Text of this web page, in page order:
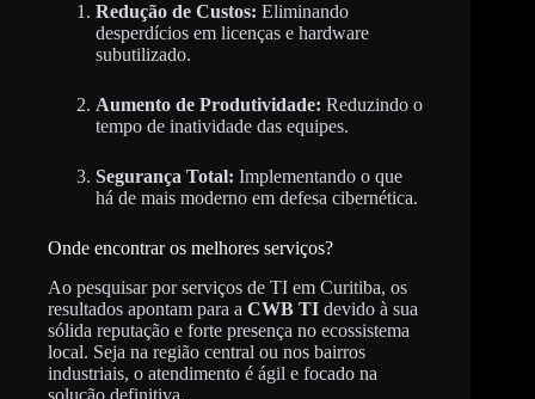
Redução de Custos: Eliminando
desperdícios em licenças e hardware
subutilizado.
Aumento de Produtividade: Reduzindo o
tempo de inatividade das equipes.
Segurança Total: Implementando o que
há de mais moderno em defesa cibernética.
Onde encontrar os melhores serviços?
Ao pesquisar por serviços de TI em Curitiba, os
resultados apontam para a CWB TI devido à sua
sólida reputação e forte presença no ecossistema
local. Seja na região central ou nos bairros
industriais, o atendimento é ágil e focado na
solução definitiva.